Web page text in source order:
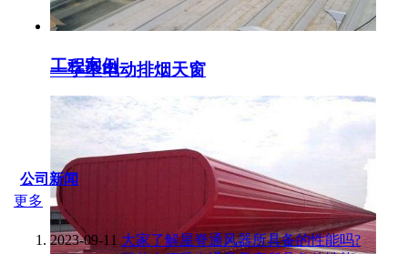
一字型电动排烟天窗
工程案例
公司新闻
更多
2023-09-11 大家了解屋脊通风器所具备的性能吗?